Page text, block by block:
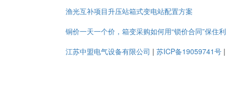
渔光互补项目升压站箱式变电站配置方案
铜价一天一个价，箱变采购如何用“锁价合同”保住
江苏中盟电气设备有限公司 | 苏ICP备19059741号